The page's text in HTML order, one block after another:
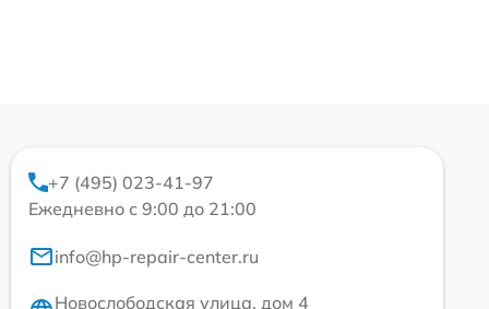
+7 (495) 023-41-97
Ежедневно с 9:00 до 21:00
info@hp-repair-center.ru
Новослободская улица, дом 4